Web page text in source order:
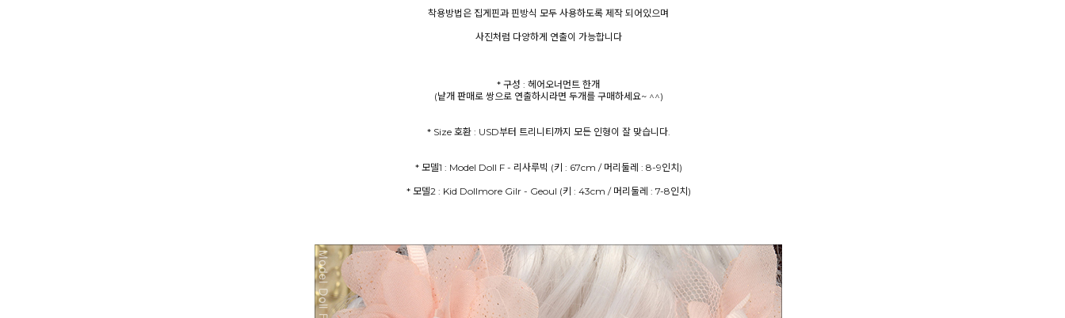
착용방법은 집게핀과 핀방식 모두 사용하도록 제작 되어있으며
사진처럼 다양하게 연출이 가능합니다
* 구성 : 헤어오너먼트 한개
(낱개 판매로 쌍으로 연출하시라면 두개를 구매하세요~ ^^)
* Size 호환 : USD부터 트리니티까지 모든 인형이 잘 맞습니다.
* 모델2 : Kid Dollmore Gilr - Geoul (키 : 43cm / 머리둘레 : 7-8인치)